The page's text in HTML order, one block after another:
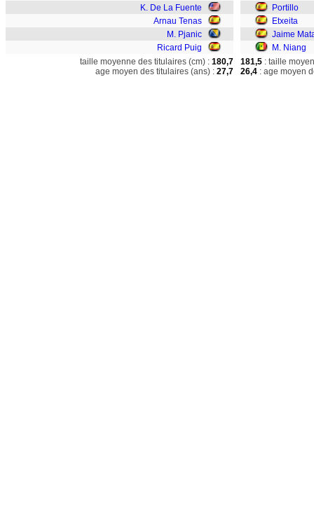
K. De La Fuente
Arnau Tenas
M. Pjanic
Ricard Puig
Portillo
Etxeita
Jaime
M. Niang
taille moyenne des titulaires (cm) : 180,7
age moyen des titulaires (ans) : 27,7
181,5 : taille
26,4 : age moyen